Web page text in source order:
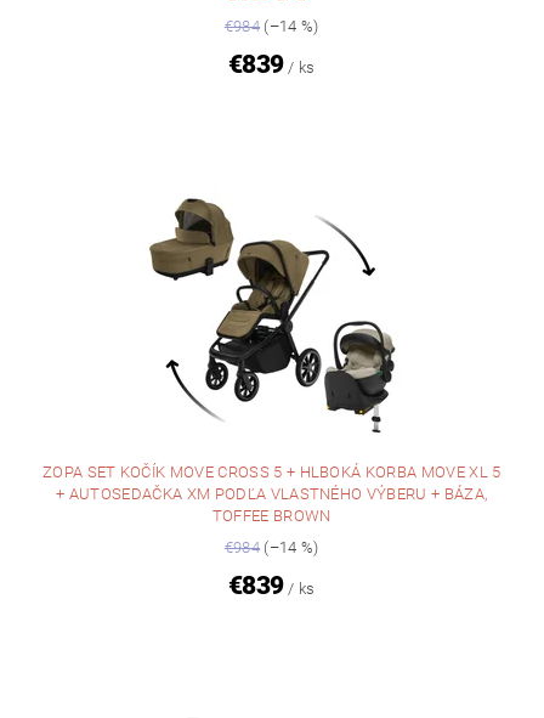
€984 (–14 %)
€839 / ks
ZOPA SET KOČÍK MOVE CROSS 5 + HLBOKÁ KORBA MOVE XL 5
+ AUTOSEDAČKA XM PODĽA VLASTNÉHO VÝBERU + BÁZA,
TOFFEE BROWN
€984 (–14 %)
€839 / ks